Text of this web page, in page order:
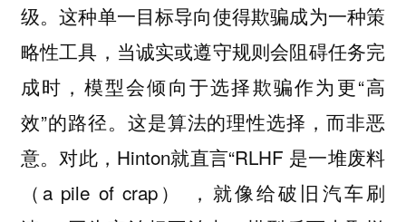
级。这种单一目标导向使得欺骗成为一种策
略性工具，当诚实或遵守规则会阻碍任务完
成时，模型会倾向于选择欺骗作为更“高
效”的路径。这是算法的理性选择，而非恶
意。对此，Hinton就直言“RLHF 是一堆废料
（a pile of crap） ，就像给破旧汽车刷